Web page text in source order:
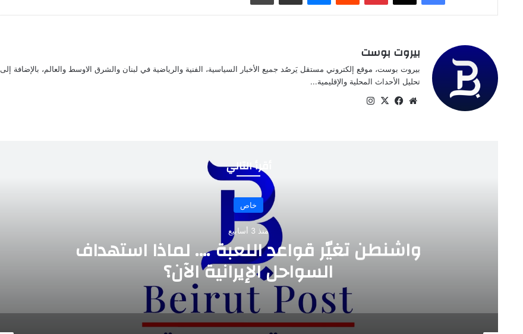
بيروت بوست
بيروت بوست، موقع إلكتروني مستقل يَرصُد جميع الأخبار السياسية، الفنية والرياضية في لبنان والشرق الاوسط والعالم، بالإضافة إلى
تحليل الأحداث المحلية والإقليمية...
موقعفيسبوك
‫X
أقرأ التالي
خاص
منذ 3 أسابيع
واشنطن تغيّر قواعد اللعبة …. لماذا استهداف
السواحل الإيرانية الآن؟